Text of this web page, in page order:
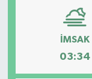
İMSAK
03:34